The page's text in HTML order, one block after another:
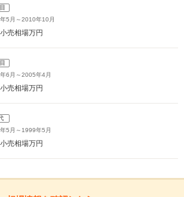
5月～2010年10月
売相場万円
6月～2005年4月
売相場万円
5月～1999年5月
売相場万円